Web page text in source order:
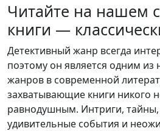
Читайте на нашем
книги —
Детективный жанр всегда
поэтому он является одним
жанров в современной
захватывающие книги никого
равнодушным. Интриги, тайны,
удивительные события и